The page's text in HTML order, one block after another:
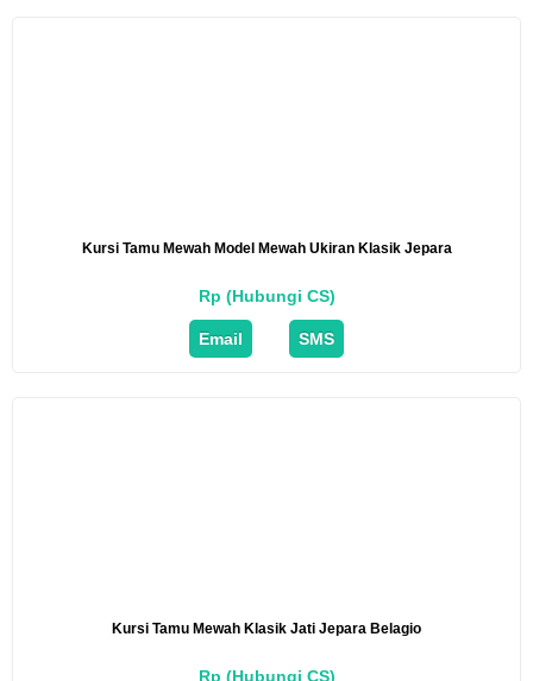
Kursi Tamu Mewah Model Mewah Ukiran Klasik Jepara
Rp (Hubungi CS)
Email SMS
Kursi Tamu Mewah Klasik Jati Jepara Belagio
Rp (Hubungi CS)